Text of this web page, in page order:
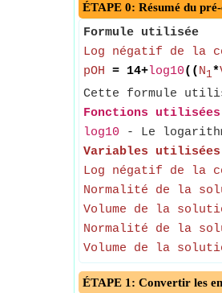
ÉTAPE 0: Résumé du
Formule utilisée
Log négatif de la
pOH = 14+log10(( N1*
Cette formule
Fonctions utilisées
log10 - Le
Variables utilisées
Log négatif de la
Normalité de la
Volume de la
Normalité de la
Volume de la
ÉTAPE 1: Convertir les